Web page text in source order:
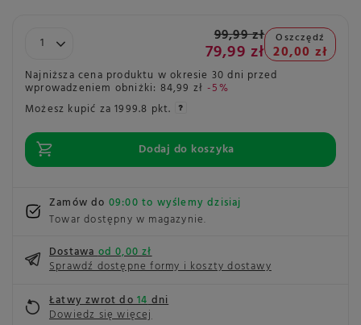
99,99 zł
79,99 zł
Oszczędź
20,00 zł
Najniższa cena produktu w okresie 30 dni przed
wprowadzeniem obniżki: 84,99 zł -5%
Możesz kupić za1999.8 pkt.
Dodaj do koszyka
Zamów do 09:00 to wyślemy dzisiaj
Towar dostępny w magazynie
Dostawaod 0,00 zł
Sprawdź dostępne formy i koszty dostawy
Łatwy zwrot do14dni
Dowiedz się więcej